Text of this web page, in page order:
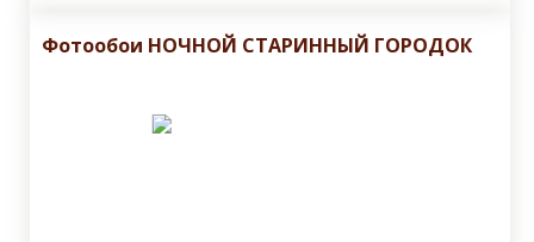
Фотоoбои НОЧНОЙ СТАРИННЫЙ ГОРОДОК